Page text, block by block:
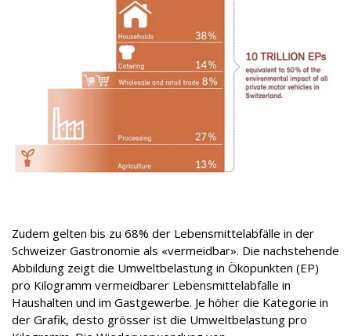
Zudem gelten bis zu 68% der Lebensmittelabfälle in der
Schweizer Gastronomie als «vermeidbar». Die nachstehende
Abbildung zeigt die Umweltbelastung in Ökopunkten (EP)
pro Kilogramm vermeidbarer Lebensmittelabfälle in
Haushalten und im Gastgewerbe. Je höher die Kategorie in
der Grafik, desto grösser ist die Umweltbelastung pro